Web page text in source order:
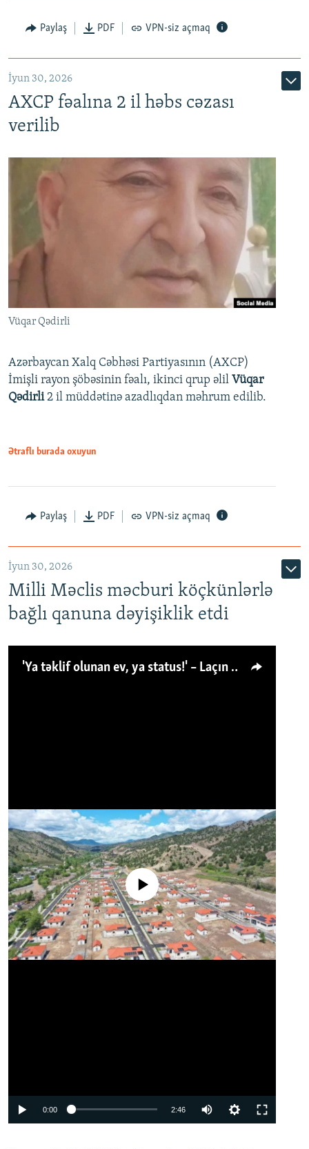
Paylaş PDF VPN-siz açmaq
İyun 30, 2026
AXCP fəalına 2 il həbs cəzası
verilib
Vüqar Qədirli
Azərbaycan Xalq Cəbhəsi Partiyasının (AXCP)
İmişli rayon şöbəsinin fəalı, ikinci qrup əlil Vüqar
Qədirli2 il müddətinə azadlıqdan məhrum edilib.
Ətraflı burada oxuyun
Paylaş PDF VPN-siz açmaq
İyun 30, 2026
Milli Məclis məcburi köçkünlərlə
bağlı qanuna dəyişiklik etdi
'Ya təklif olunan ev, ya status!' – Laçın köçkünü: 'Laçından başqa heç hara!'
No media source currently available
0:00 2:46